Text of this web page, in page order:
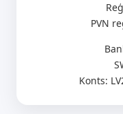
PVN
Konts: